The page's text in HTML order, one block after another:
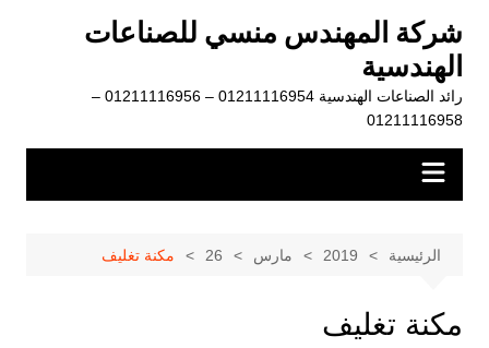
المحتوى
شركة المهندس منسي للصناعات
الهندسية
رائد الصناعات الهندسية 01211116954 – 01211116956 –
01211116958
الرئيسية 2019 مارس 26 مكنة تغليف
مكنة تغليف